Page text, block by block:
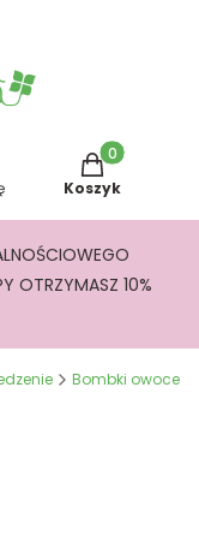
Produkty w
Koszyk
OTRZYMASZ 10%
Bombki owoce